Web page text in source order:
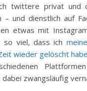
twittere privat und
und dienstlich auf
etwas mit
viel, dass ich
wieder gelöscht
dabei zwangsläufig